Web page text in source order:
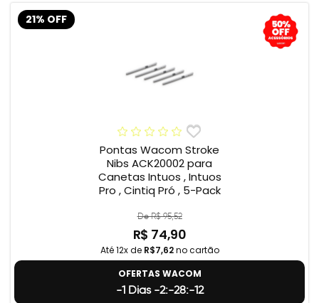
21% OFF
Pontas Wacom Stroke
Nibs ACK20002 para
Canetas Intuos , Intuos
Pro , Cintiq Pró , 5-Pack
De R$ 95,52
R$ 74,90
Até 12x de R$7,62no cartão
OFERTAS WACOM
-1 Dias -2:-28:-13